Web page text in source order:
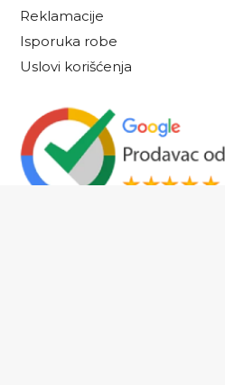
Reklamacije
Isporuka robe
Uslovi korišćenja